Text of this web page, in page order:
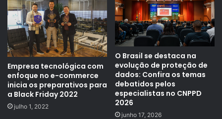
Empresa tecnológica com
enfoque no e-commerce
inicia os preparativos para
a Black Friday 2022
julho 1, 2022
O Brasil se destaca na
evolução de proteção de
dados: Confira os temas
debatidos pelos
especialistas no CNPPD
2026
junho 17, 2026